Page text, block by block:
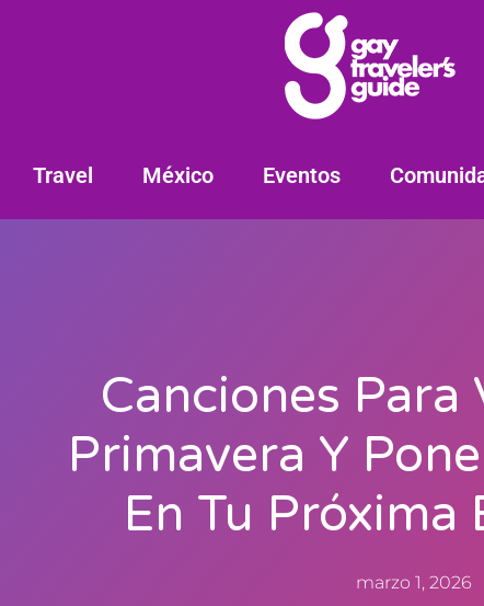
Travel México Eventos
Canciones Para
Primavera Y
En Tu Próxima
marzo 1, 2026